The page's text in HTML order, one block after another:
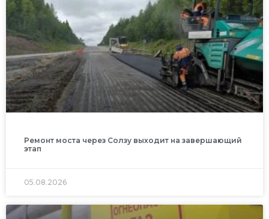
Ремонт моста через Солзу выходит на завершающий
этап
05.08.2026